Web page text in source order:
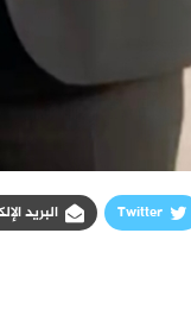
Twitter البريد